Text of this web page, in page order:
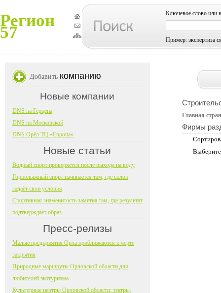
Регион
57
Ключевое слово или
Пример: экспертиза
Главная
Фирмы
Добавить компанию
Новые компании
DNS на Герцена
DNS на Московской
DNS Орёл ТЦ «Европа»
Новые статьи
Водный спорт проверяется после выхода на воду
Горнолыжный спорт начинается там, где склон
задаёт свои условия
Спортивная знаменитость заметна там, где результат
подтверждает образ
Пресс-релизы
Малые предприятия Орла приближаются к черте
закрытия
Природные маршруты Орловской области для
любителей экотуризма
Культурные центры Орловской области: театры,